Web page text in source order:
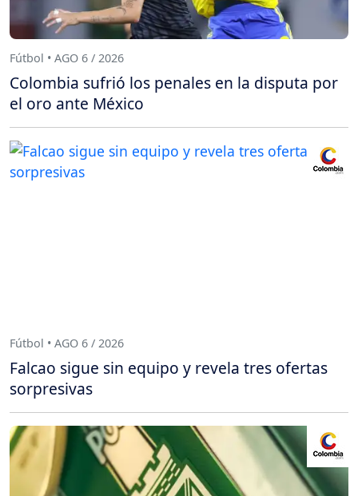
Fútbol • AGO 6 / 2026
Colombia sufrió los penales en la disputa por
el oro ante México
Fútbol • AGO 6 / 2026
Falcao sigue sin equipo y revela tres ofertas
sorpresivas